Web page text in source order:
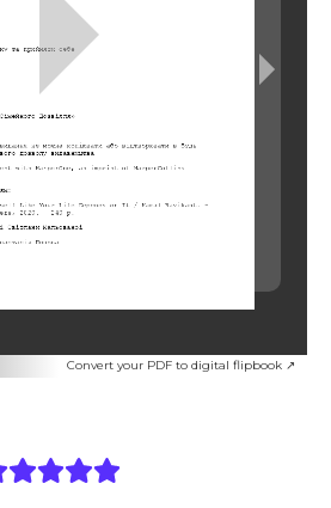
Convert your PDF to digital flipbook ↗